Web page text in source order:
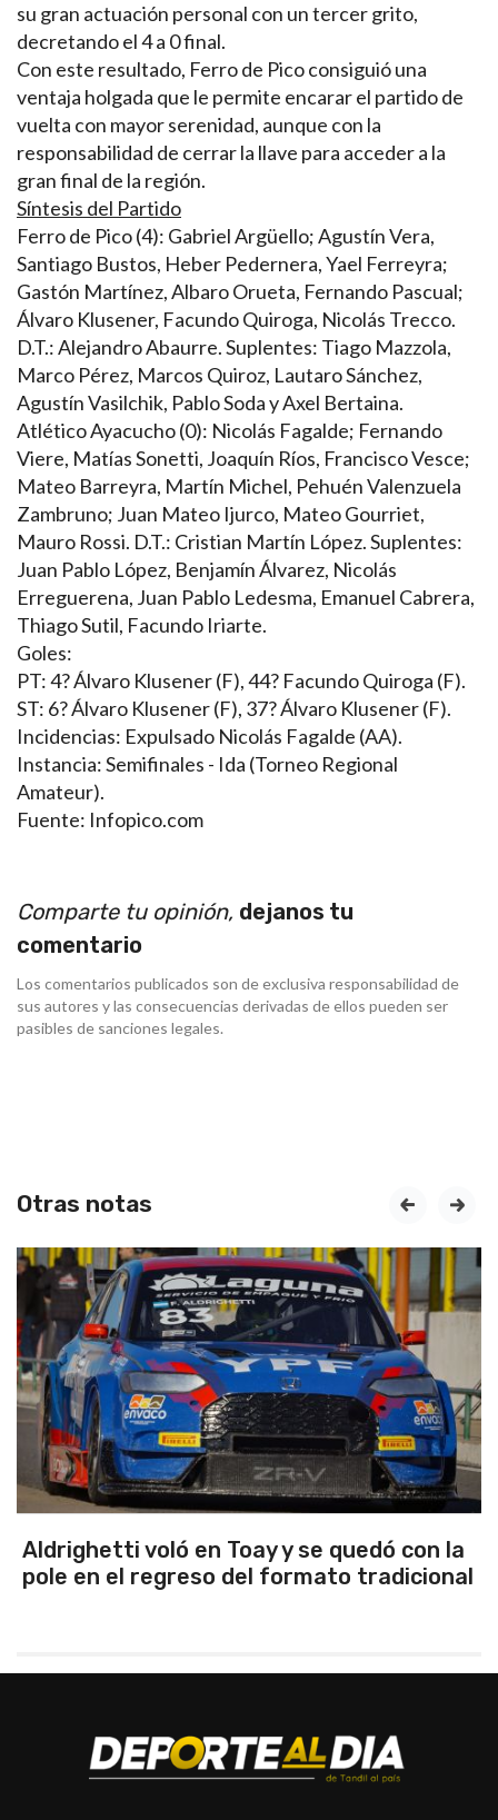
su gran actuación personal con un tercer grito,
decretando el 4 a 0 final.
Con este resultado, Ferro de Pico consiguió una
ventaja holgada que le permite encarar el partido de
vuelta con mayor serenidad, aunque con la
responsabilidad de cerrar la llave para acceder a la
gran final de la región.
Síntesis del Partido
Ferro de Pico (4): Gabriel Argüello; Agustín Vera,
Santiago Bustos, Heber Pedernera, Yael Ferreyra;
Gastón Martínez, Albaro Orueta, Fernando Pascual;
Álvaro Klusener, Facundo Quiroga, Nicolás Trecco.
D.T.: Alejandro Abaurre. Suplentes: Tiago Mazzola,
Marco Pérez, Marcos Quiroz, Lautaro Sánchez,
Agustín Vasilchik, Pablo Soda y Axel Bertaina.
Atlético Ayacucho (0): Nicolás Fagalde; Fernando
Viere, Matías Sonetti, Joaquín Ríos, Francisco Vesce;
Mateo Barreyra, Martín Michel, Pehuén Valenzuela
Zambruno; Juan Mateo Ijurco, Mateo Gourriet,
Mauro Rossi. D.T.: Cristian Martín López. Suplentes:
Juan Pablo López, Benjamín Álvarez, Nicolás
Erreguerena, Juan Pablo Ledesma, Emanuel Cabrera,
Thiago Sutil, Facundo Iriarte.
Goles:
PT: 4? Álvaro Klusener (F), 44? Facundo Quiroga (F).
ST: 6? Álvaro Klusener (F), 37? Álvaro Klusener (F).
Incidencias: Expulsado Nicolás Fagalde (AA).
Instancia: Semifinales - Ida (Torneo Regional
Amateur).
Fuente: Infopico.com
Comparte tu opinión, dejanos tu
comentario
Los comentarios publicados son de exclusiva responsabilidad de
sus autores y las consecuencias derivadas de ellos pueden ser
pasibles de sanciones legales.
Otras notas
Emanuel Ance, subcampeón nacional en
Rosario
prev next